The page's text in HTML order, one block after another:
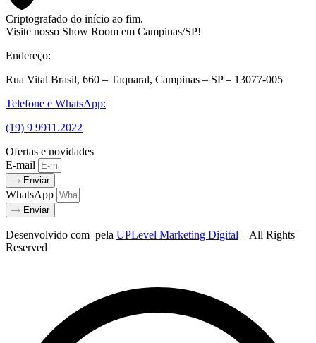
Criptografado do início ao fim.
Visite nosso Show Room em Campinas/SP!
Endereço:
Rua Vital Brasil, 660 – Taquaral, Campinas – SP – 13077-005
Telefone e WhatsApp:
(19) 9 9911.2022
Ofertas e novidades
E-mail
Enviar
WhatsApp
Enviar
Desenvolvido com pela UPLevel Marketing Digital – All Rights
Reserved